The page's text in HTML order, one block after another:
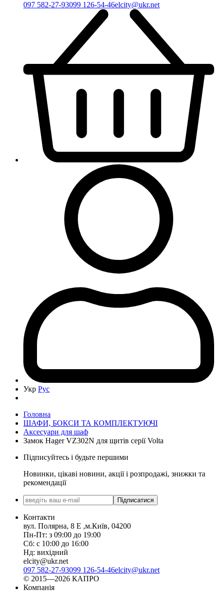
097 582-27-93099 126-54-46elcity@ukr.net
Укр Рус
Головна
ШАФИ, БОКСИ ТА КОМПЛЕКТУЮЧІ
Аксесуари для шаф
Замок Hager VZ302N для щитів серії Volta
Підписуйтесь і будьте першими
Новинки, цікаві новини, акції і розпродажі, знижки та
рекомендації
Підписатися
Контакти
вул. Полярна, 8 Е ,м.Київ, 04200
Пн-Пт: з 09:00 до 19:00
Сб: с 10:00 до 16:00
Нд: вихідний
elcity@ukr.net
097 582-27-93099 126-54-46elcity@ukr.net
© 2015—2026 КАПРО
Компанія